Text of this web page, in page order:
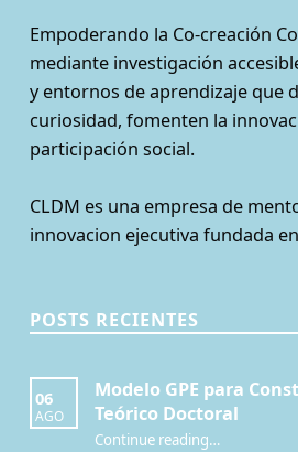
Empoderando la Co-creación
mediante investigación
y entornos de aprendizaje que
curiosidad, fomenten la
participación social.
CLDM es una empresa de
innovacion ejecutiva fundada
POSTS RECIENTES
06
AGO
Modelo GPE para
Teórico Doctoral
Continue reading“Modelo GPE para Construir un Marco Teórico Doctoral”
…